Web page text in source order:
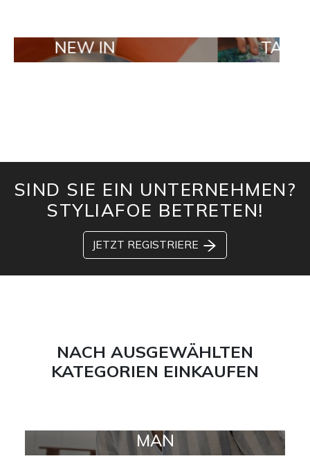
TAILOR MADE
SIND SIE EIN UNTERNEHMEN?
STYLIAFOE BETRETEN!
JETZT REGISTRIERE
NACH AUSGEWÄHLTEN
KATEGORIEN EINKAUFEN
MAN